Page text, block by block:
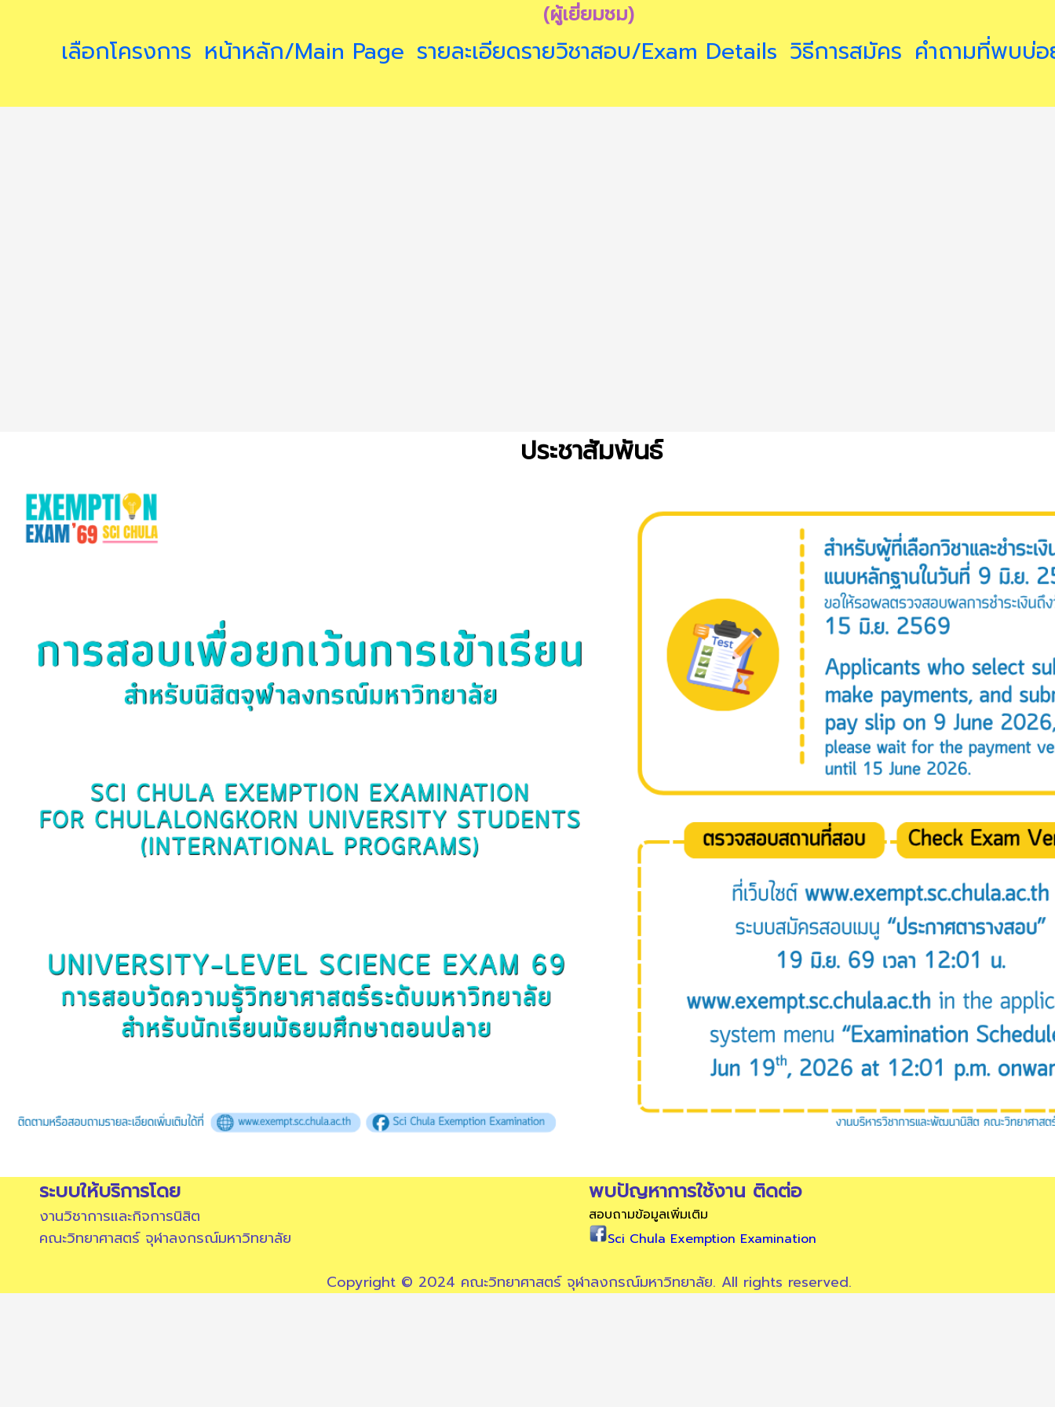
(ผู้เยี่ยมชม)
เลือกโครงการ หน้าหลัก/Main Page รายละเอียดรายวิชาสอบ/Exam Details วิธีการสมัคร คำถามที่พบบ่
ประชาสัมพันธ์
ระบบให้บริการโดย พบปัญหาการใช้งาน ติดต่อ
งานวิชาการและกิจการนิสิต
คณะวิทยาศาสตร์ จุฬาลงกรณ์มหาวิทยาลัย
สอบถามข้อมูลเพิ่มเติม
Sci Chula Exemption Examination
Copyright © 2024 คณะวิทยาศาสตร์ จุฬาลงกรณ์มหาวิทยาลัย. All rights reserved.